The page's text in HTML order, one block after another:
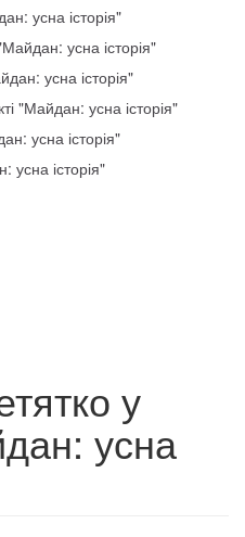
усна історія"
усна історія"
усна історія"
"Майдан: усна історія"
усна історія"
усна історія"
у
усна